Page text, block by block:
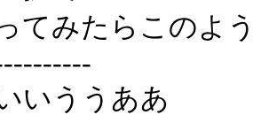
てみたらこのよ
いううああ